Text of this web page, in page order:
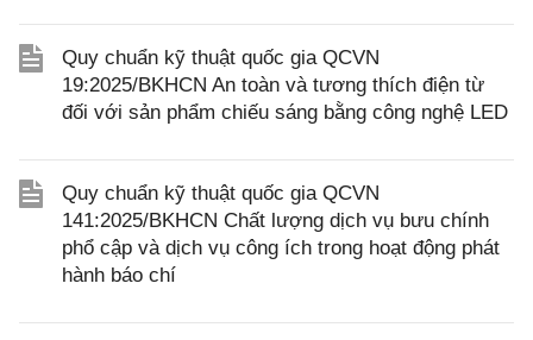
Quy chuẩn kỹ thuật quốc gia QCVN
19:2025/BKHCN An toàn và tương thích điện từ
đối với sản phẩm chiếu sáng bằng công nghệ LED
Quy chuẩn kỹ thuật quốc gia QCVN
141:2025/BKHCN Chất lượng dịch vụ bưu chính
phổ cập và dịch vụ công ích trong hoạt động phát
hành báo chí